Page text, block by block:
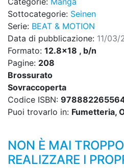
Sottocategorie: Seinen
Serie: BEAT & MOTION
Data di pubblicazione: 11/03/
Formato: 12.8x18 , b/n
Pagine: 208
Brossurato
Sovraccoperta
Codice ISBN:
Puoi trovarlo in: Fumetteria,
NON È MAI
REALIZZARE I